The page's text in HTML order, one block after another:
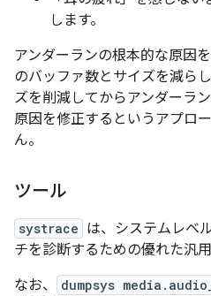
します。
アンダーランの根本的な原因
のバッファ数とサイズを減ら
ズを削減してからアンダーラ
原因を修正するというアプロ
ん。
ツール
systrace は、システムレベ
チを診断するための優れた汎用
なお、
dumpsys